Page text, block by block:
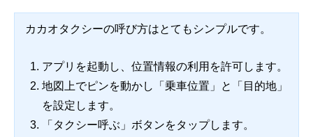
カカオタクシーの呼び方はとてもシンプルです。
アプリを起動し、位置情報の利用を許可します。
地図上でピンを動かし「乗車位置」と「目的地」
を設定します。
「タクシー呼ぶ」ボタンをタップします。